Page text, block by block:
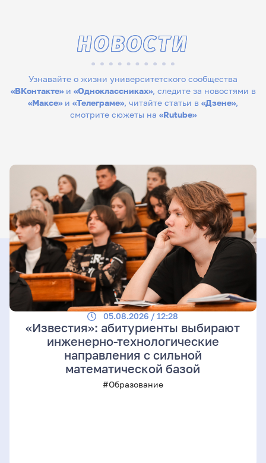
Узнавайте о жизни университетского сообщества
«ВКонтакте»и «Одноклассниках», следите за новостями в
«Максе» и «Телеграме», читайте статьи в «Дзене»,
смотрите сюжеты на «Rutube»
НОВОСТИ
05.08.2026 / 12:28
«Известия»: абитуриенты выбирают
инженерно-технологические
направления с сильной
математической базой
#Образование